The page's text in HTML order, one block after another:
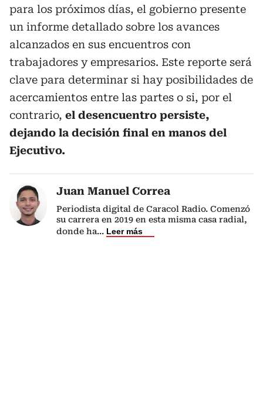
para los próximos días, el gobierno presente
un informe detallado sobre los avances
alcanzados en sus encuentros con
trabajadores y empresarios. Este reporte será
clave para determinar si hay posibilidades de
acercamientos entre las partes o si, por el
contrario, el desencuentro persiste,
dejando la decisión final en manos del
Ejecutivo.
Juan Manuel Correa
Periodista digital de Caracol Radio. Comenzó
su carrera en 2019 en esta misma casa radial,
donde ha... Leer más